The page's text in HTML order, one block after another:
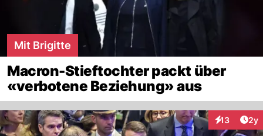
Mit Brigitte
Macron-Stieftochter packt über
«verbotene Beziehung» aus
13 2y